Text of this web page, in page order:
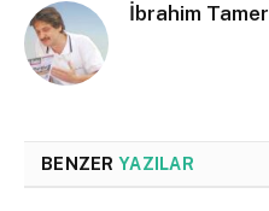
İbrahim Tamer
BENZER YAZILAR